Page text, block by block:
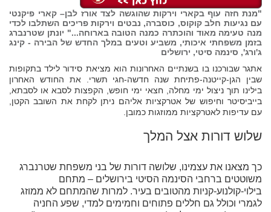
"מנת חזה עוף בקארי וירקות שהוגשה לצד אורז לבן– קארי פיקנטי
עם נגיעות חלב קוקוס, כוסברה, נבטים וירקות פריכים השתלבו לכדי
מנה טעימה מאוד והוכתרה כמנה הטובה בארוחה..." יונתן שטרנברג
בזמן משפחתי איכותי, משביע וטעים במלך החדש של הבירה - קינג
ג'ורג', סינמה סיטי, ירושלים
אתגר שבורכנו בו בשנתיים האחרונות הוא מציאת סידור לילד בתקופות
שבין הגן-קייטנה-פתיחת שנה חדשה-חגי תשרי. את החודש האחרון
בילינו תוך ניצול ימי מחלה, חצאי ימי חופש, הקפצות לסבא או לסבתא,
בייביסיטר וחיפוש של אטרקציות אליהם ניתן לקחת את השובב הקטן,
עם עדיפות לאטרקציות ממוזגות כמובן.
שלוש דורות אצל המלך
כך מצאנו את עצמינו, שלושה דורות של בני משפחת שטרנברג
משוטטים ברחבי הסינמה הסיטי בירושלים – מתחם
בילוי-קולנוע-קניות מהטובים בעיר. למרות שהמתחם לא ממוזג
לגמרי וכולל גם חללים פתוחים וחמימים למדי, שפע החניה